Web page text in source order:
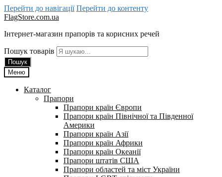
Перейти до навігації Перейти до контенту
FlagStore.com.ua
Інтернет-магазин прапорів та корисних речей
Пошук товарів
Пошук
Меню
Каталог
Прапори
Прапори країн Європи
Прапори країн Північної та Південної
Америки
Прапори країн Азії
Прапори країн Африки
Прапори країн Океанії
Прапори штатів США
Прапори областей та міст України